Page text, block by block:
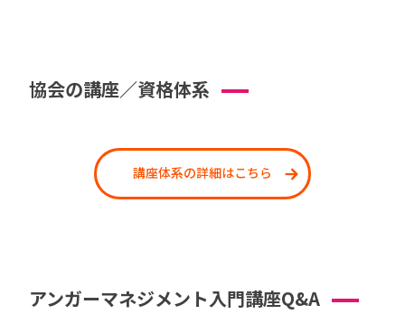
協会の講座／資格体系
講座体系の詳細はこちら
アンガーマネジメント入門講座Q&A